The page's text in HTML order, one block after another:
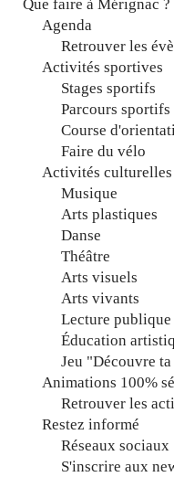
Que faire à Mérignac ?
Agenda
Retrouver les
Activités sportives
Stages sportifs
Parcours sportifs
Course
Faire du vélo
Activités culturelles
Musique
Arts plastiques
Danse
Théâtre
Arts visuels
Arts vivants
Lecture
Éducation
Jeu "Découvre
Animations 100%
Retrouver les
Restez informé
Réseaux sociaux
S'inscrire aux